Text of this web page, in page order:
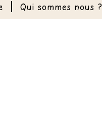
Qui sommes nous ?